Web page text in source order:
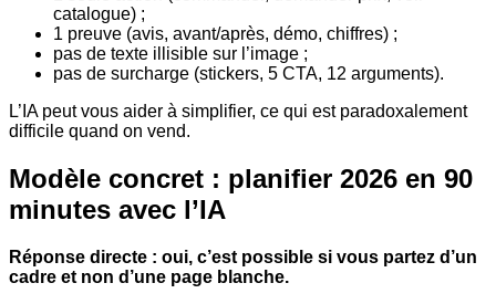
catalogue) ;
1 preuve (avis, avant/après, démo, chiffres) ;
pas de texte illisible sur l’image ;
pas de surcharge (stickers, 5 CTA, 12 arguments).
L’IA peut vous aider à simplifier, ce qui est paradoxalement
difficile quand on vend.
Modèle concret : planifier 2026 en 90
minutes avec l’IA
Réponse directe : oui, c’est possible si vous partez d’un
cadre et non d’une page blanche.